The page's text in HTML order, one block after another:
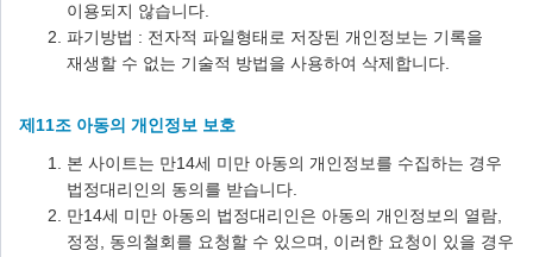
이용되지 않습니다.
파기방법 : 전자적 파일형태로 저장된 개인정보는 기록을
재생할 수 없는 기술적 방법을 사용하여 삭제합니다.
제11조 아동의 개인정보 보호
본 사이트는 만14세 미만 아동의 개인정보를 수집하는 경우
법정대리인의 동의를 받습니다.
만14세 미만 아동의 법정대리인은 아동의 개인정보의 열람,
정정, 동의철회를 요청할 수 있으며, 이러한 요청이 있을 경우